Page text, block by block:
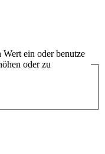
ein oder benutze
oder zu